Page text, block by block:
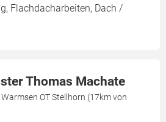
Flachdacharbeiten, Dach /
Thomas Machate
OT Stellhorn (17km von